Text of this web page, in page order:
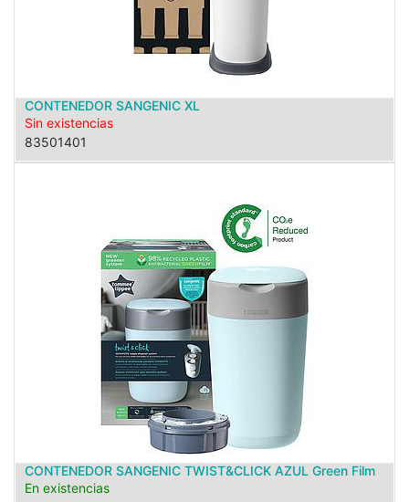
CONTENEDOR SANGENIC XL
Sin existencias
83501401
CONTENEDOR SANGENIC TWIST&CLICK AZUL Green Film
En existencias